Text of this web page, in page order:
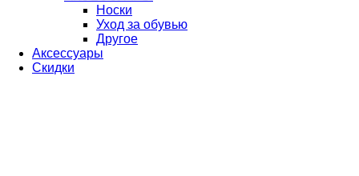
Носки
Уход за обувью
Другое
Аксессуары
Скидки